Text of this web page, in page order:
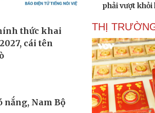
nắng, Nam Bộ
phải vượt
THỊ